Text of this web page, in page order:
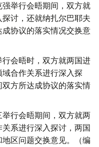
举行会晤期间，双方就
讨，还就纳扎尔巴耶夫
协议的落实情况交换意
会晤时，双方就两国进
合作关系进行深入探
方所达成协议的落实情
行会晤期间，双方就两
系进行深入探讨，两国
区问题交换意见。（编